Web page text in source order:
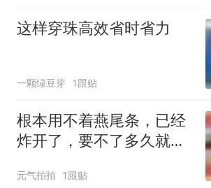
这样穿珠高效省时省力
一颗绿豆芽 1跟贴
根本用不着燕尾条，已经
炸开了，要不了多久就会
元气拍拍 1跟贴